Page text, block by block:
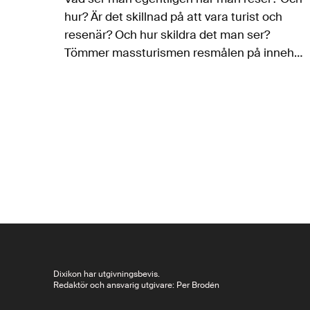
hur? Är det skillnad på att vara turist och
resenär? Och hur skildra det man ser?
Tömmer massturismen resmålen på innehåll
Dixikon har utgivningsbevis.
Redaktör och ansvarig utgivare: Per Brodén